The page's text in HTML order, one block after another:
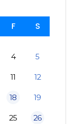
F S
4 5
11 12
18 19
25 26